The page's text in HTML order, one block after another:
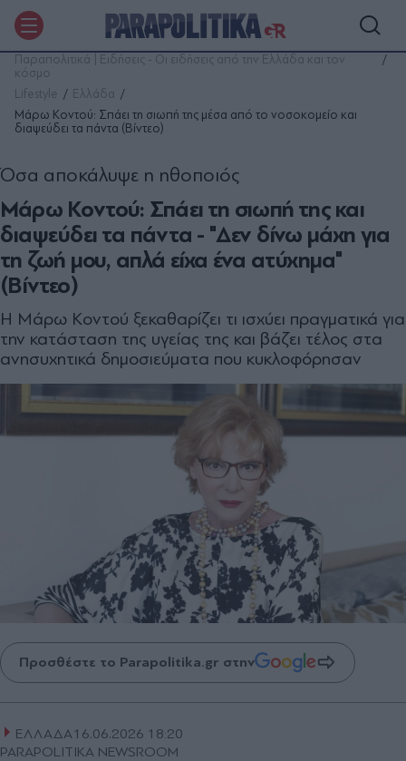
Παραπολιτικά | Ειδήσεις - Οι ειδήσεις από την Ελλάδα και τον
κόσμο
Lifestyle
Ελλάδα
Μάρω Κοντού: Σπάει τη σιωπή της μέσα από το νοσοκομείο και
διαψεύδει τα πάντα (Βίντεο)
Μάρω Κοντού: Σπάει τη σιωπή της και
διαψεύδει τα πάντα - "Δεν δίνω μάχη για
τη ζωή μου, απλά είχα ένα ατύχημα"
(Βίντεο)
Όσα αποκάλυψε η ηθοποιός
Η Μάρω Κοντού ξεκαθαρίζει τι ισχύει πραγματικά για
την κατάσταση της υγείας της και βάζει τέλος στα
ανησυχητικά δημοσιεύματα που κυκλοφόρησαν
Προσθέστε το Parapolitika.gr στην
ΕΛΛΑΔΑ16.06.2026 18:20
PARAPOLITIKA NEWSROOM